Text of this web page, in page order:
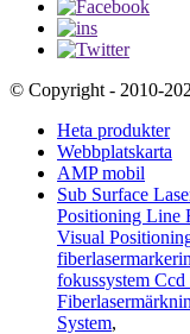
© Copyright - 2010-
Heta produkter
Webbplatskarta
AMP mobil
Sub Surface
Positioning Line
Visual
fokussystem
System,